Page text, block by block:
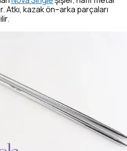
Atkı, kazak ön–arka parçaları